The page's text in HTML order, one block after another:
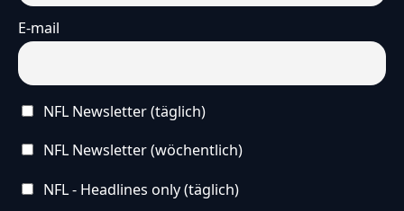
E-mail
NFL Newsletter (täglich)
NFL Newsletter (wöchentlich)
NFL - Headlines only (täglich)